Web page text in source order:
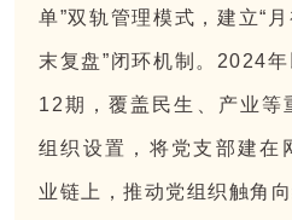
单”双轨管理模式，建立“
末复盘”闭环机制。2024
12期，覆盖民生、产业等
组织设置，将党支部建在
业链上，推动党组织触角向